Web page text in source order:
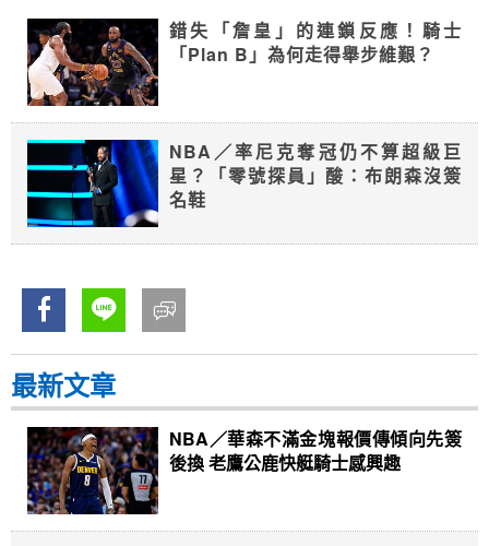
錯失「詹皇」的連鎖反應！騎士
「Plan B」為何走得舉步維艱？
NBA／率尼克奪冠仍不算超級巨
星？「零號探員」酸：布朗森沒簽
名鞋
最新文章
NBA／華森不滿金塊報價傳傾向先簽
後換 老鷹公鹿快艇騎士感興趣